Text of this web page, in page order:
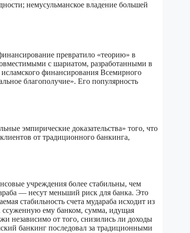
немусульманское владение большей
превратило «теорию» в
с шариатом, разработанными в
финансирования Всемирного
благополучие». Его популярность
эмпирические доказательства» того, что
от традиционного банкинга,
учреждения более стабильны, чем
— несут меньший риск для банка. Это
стабильность счета мудараба исходит из
ссуженную ему банком, сумма, идущая
независимо от того, снизились ли доходы
банкинг последовал за традиционными